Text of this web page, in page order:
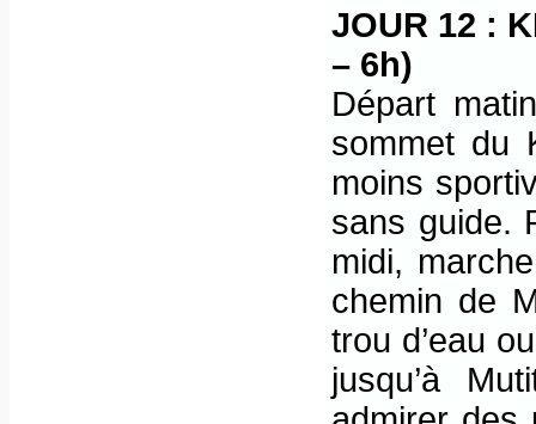
JOUR 12 :
– 6h)
Départ
sommet du
moins
sans guide.
midi,
chemin de
trou d’eau
jusqu’à